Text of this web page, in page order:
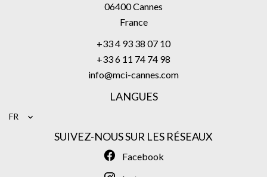
06400Cannes
France
+33 4 93 38 07 10
+33 6 11 74 74 98
info@mci-cannes.com
LANGUES
FR
SUIVEZ-NOUS SUR LES RÉSEAUX
Facebook